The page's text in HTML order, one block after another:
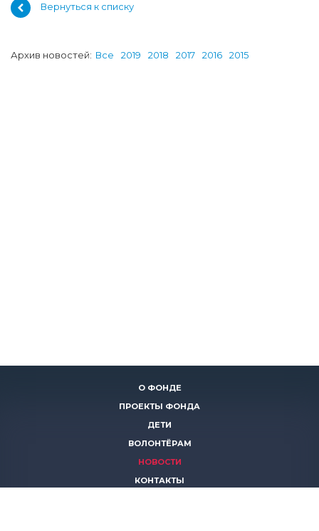
Вернуться к списку
Архив новостей: Все 2019 2018 2017 2016 2015
О ФОНДЕ
ПРОЕКТЫ ФОНДА
ДЕТИ
ВОЛОНТЁРАМ
НОВОСТИ
КОНТАКТЫ